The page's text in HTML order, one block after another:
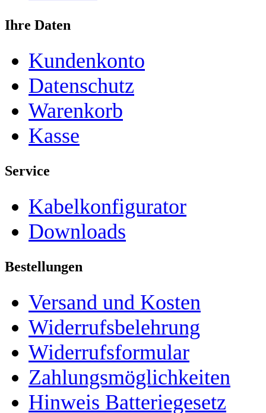
Ihre Daten
Kundenkonto
Datenschutz
Warenkorb
Kasse
Service
Kabelkonfigurator
Downloads
Bestellungen
Versand und Kosten
Widerrufsbelehrung
Widerrufsformular
Zahlungsmöglichkeiten
Hinweis Batteriegesetz